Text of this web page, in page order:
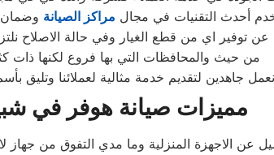
أحدث التقنيات في مجال مراكز الصيانة وضمان
توفير اي من قطع الغيار وفي حالة الاصلاح
من حيث والمحافظات التي بها فروع لكنها ذات
نعمل جاهدين لتقديم خدمة مثالية لعملائنا وتليق
مميزات صيانة هوفر في
عن الاجهزة المنزلية وما مدي التفوق من جهاز